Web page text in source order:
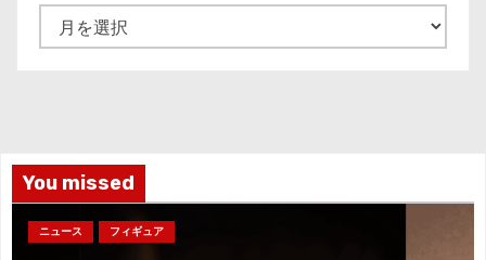
ー
You missed
ニュース フィギュア